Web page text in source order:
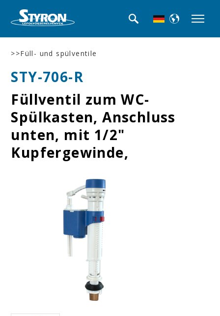
>>Füll- und spülventile
STY-706-R
Füllventil zum WC-
Spülkasten, Anschluss
unten, mit 1/2"
Kupfergewinde,